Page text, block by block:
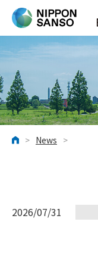
ホーム
> News >
2026/07/31